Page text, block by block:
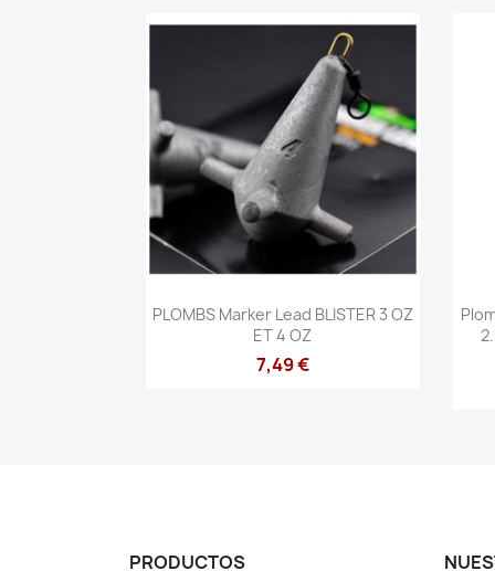
Vista rápida
PLOMBS Marker Lead BLISTER 3 OZ
ET 4 OZ
7,49 €
PRODUCTOS